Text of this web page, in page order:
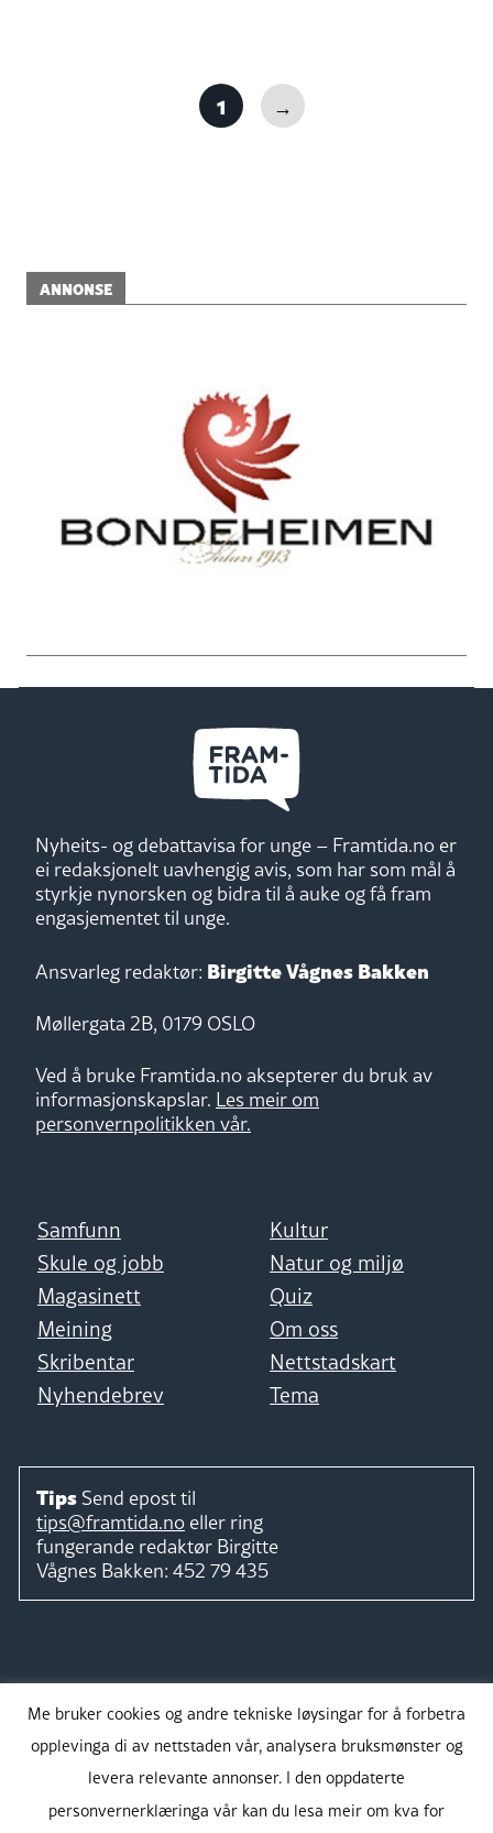
1 →
ANNONSE
Nyheits- og debattavisa for unge – Framtida.no er
ei redaksjonelt uavhengig avis, som har som mål å
styrkje nynorsken og bidra til å auke og få fram
engasjementet til unge.
Ansvarleg redaktør: Birgitte Vågnes Bakken
Møllergata 2B, 0179 OSLO
Ved å bruke Framtida.no aksepterer du bruk av
informasjonskapslar. Les meir om
personvernpolitikken vår.
Samfunn
Kultur
Skule og jobb
Natur og miljø
Magasinett
Quiz
Meining
Om oss
Skribentar
Nettstadskart
Nyhendebrev
Tema
Tips Send epost til
tips@framtida.no eller ring
fungerande redaktør Birgitte
Vågnes Bakken: 452 79 435
Takk for støtta:
Me bruker cookies og andre tekniske løysingar for å forbetra
opplevinga di av nettstaden vår, analysera bruksmønster og
levera relevante annonser. I den oppdaterte
personvernerklæringa vår kan du lesa meir om kva for